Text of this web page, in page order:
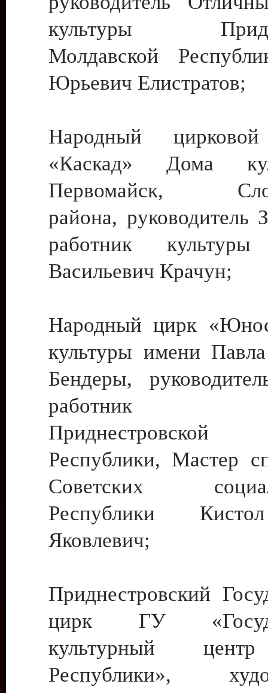
культуры
Молдавской
Юрьевич Елистратов;
Народный цирковой
«Каскад» Дома
Первомайск,
района, руководитель
работник культуры
Васильевич Крачун;
Народный цирк
культуры имени
Бендеры,
работник
Приднестровской
Республики, Мастер
Советских
Республики
Яковлевич;
Приднестровский
цирк ГУ
культурный
Республики»,